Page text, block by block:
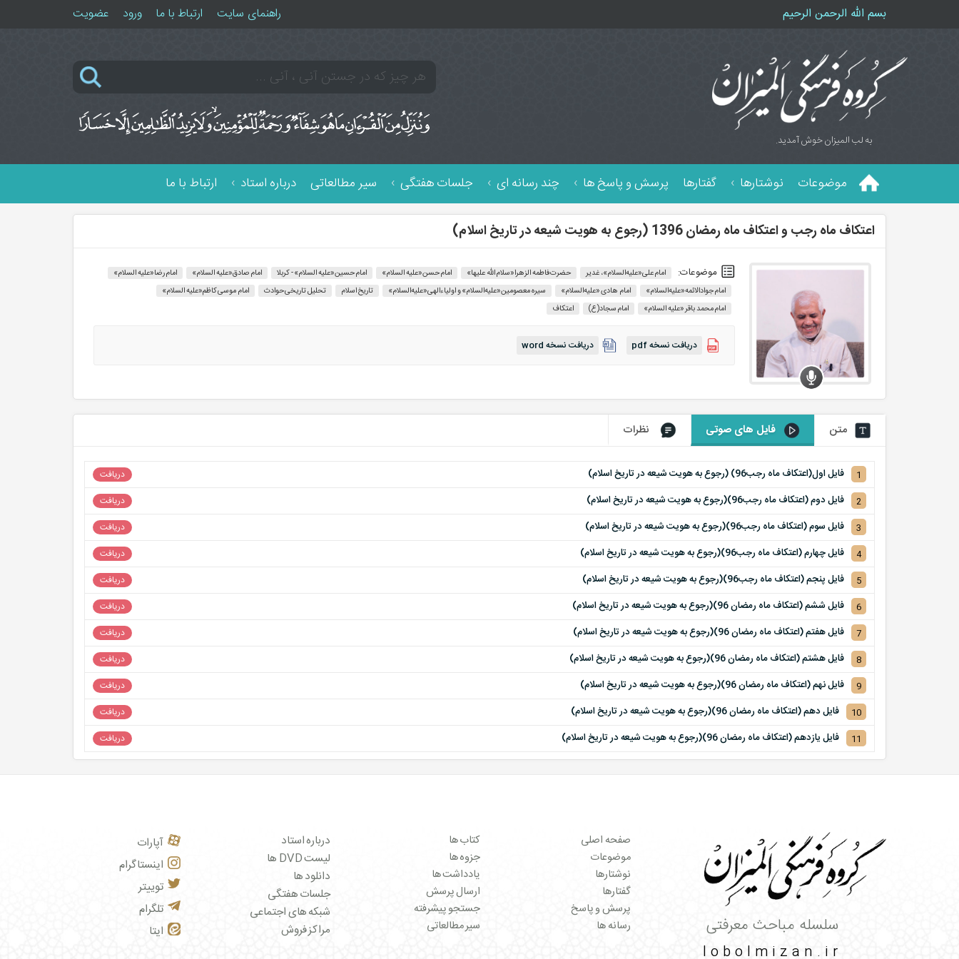
بسم الله الرحمن الرحیم راهنمای سایت ارتباط با ما ورود عضویت
به لب المیزان خوش آمدید.
موضوعات نوشتارها گفتارها پرسش و پاسخ ها چند رسانه ای جلسات هفتگی سیر مطالعاتی درباره استاد ارتباط با ما
اعتکاف ماه رجب و اعتکاف ماه رمضان 1396 (رجوع به هویت شیعه در تاریخ اسلام)
موضوعات: امام علی«علیه‌السلام»، غدیر حضرت فاطمه الزهرا«سلام الله علیها» امام حسن«علیه السلام» امام حسین«علیه السلام» - کربلا امام صادق«علیه السلام»
امام رضا«علیه السلام»
امام جوادالائمه«علیه‌السلام»
امام هادی «علیه‌السلام» سیره معصومین«علیه‌السلام» و اولیاءالهی«علیه‌السلام» تاریخ اسلام تحلیل تاریخی حوادث
امام موسی کاظم«علیه السلام»
امام محمد باقر «علیه السلام»
امام سجاد(ع) اعتکاف
دریافت نسخه pdf دریافت نسخه word
متن فایل های صوتی نظرات
1 فایل اول(اعتکاف ماه رجب96) (رجوع به هویت شیعه در تاریخ اسلام)
دریافت
2
فایل دوم (اعتکاف ماه رجب96)(رجوع به هویت شیعه در تاریخ اسلام)
دریافت
3
فایل سوم (اعتکاف ماه رجب96)(رجوع به هویت شیعه در تاریخ اسلام)
دریافت
4
فایل چهارم (اعتکاف ماه رجب96)(رجوع به هویت شیعه در تاریخ اسلام)
دریافت
5
فایل پنجم (اعتکاف ماه رجب96)(رجوع به هویت شیعه در تاریخ اسلام)
دریافت
6
فایل ششم (اعتکاف ماه رمضان 96)(رجوع به هویت شیعه در تاریخ اسلام)
دریافت
7
فایل هفتم (اعتکاف ماه رمضان 96)(رجوع به هویت شیعه در تاریخ اسلام)
دریافت
8
فایل هشتم (اعتکاف ماه رمضان 96)(رجوع به هویت شیعه در تاریخ اسلام)
دریافت
9
فایل نهم (اعتکاف ماه رمضان 96)(رجوع به هویت شیعه در تاریخ اسلام)
دریافت
10
فایل دهم (اعتکاف ماه رمضان 96)(رجوع به هویت شیعه در تاریخ اسلام)
دریافت
11
فایل یازدهم (اعتکاف ماه رمضان 96)(رجوع به هویت شیعه در تاریخ اسلام) دریافت
سلسله مباحث معرفتی
lobolmizan.ir
صفحه اصلی
موضوعات
نوشتارها
گفتارها
پرسش و پاسخ
رسانه ها
کتاب ها
جزوه ها
یادداشت ها
ارسال پرسش
جستجو پیشرفته
سیر مطالعاتی
درباره استاد
لیست DVD ها
دانلود ها
جلسات هفتگی
شبکه های اجتماعی
مراکز فروش
آپارات
اینستاگرام
توییتر
تلگرام
ایتا